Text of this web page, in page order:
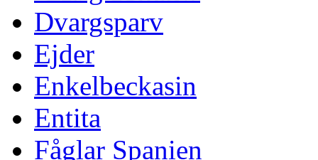
Dvargsparv
Ejder
Enkelbeckasin
Entita
Fåglar Spanien